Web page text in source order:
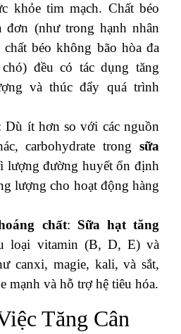
khỏe tim mạch. Chất béo
đơn (như trong hạnh nhân
béo không bão hòa đa
đều có tác dụng tăng
và thúc đẩy quá trình
Dù ít hơn so với các nguồn
carbohydrate trong sữa
lượng đường huyết ổn định
lượng cho hoạt động hàng
chất: Sữa hạt tăng
loại vitamin (B, D, E) và
canxi, magie, kali, và sắt,
mạnh và hỗ trợ hệ tiêu hóa.
Tăng Cân